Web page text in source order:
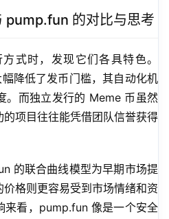
pump.fun 的对比与思考
式时，发现它们各具特色。
降低了发币门槛，其自动化机
。而独立发行的 Meme 币虽然
项目往往能凭借团队信誉获得
的联合曲线模型为早期市场提
格则更容易受到市场情绪和资
来看，pump.fun 像是一个安全